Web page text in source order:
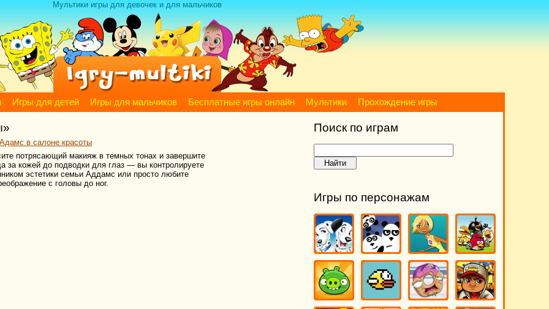
Мультики игры для девочек и для мальчиков
Игры для детей Игры для мальчиков Бесплатные игры онлайн Мультики Прохождение игры
в салоне красоты
потрясающий макияж в темных тонах и завершите
за кожей до подводки для глаз — вы контролируете
эстетики семьи Аддамс или просто любите
с головы до ног.
Поиск по играм
Игры по персонажам